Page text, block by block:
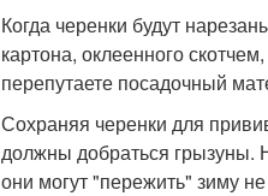
Когда черенки будут
картона, оклеенного
перепутаете посадочный
Сохраняя черенки для
должны добраться грызуны.
они могут "пережить" зиму